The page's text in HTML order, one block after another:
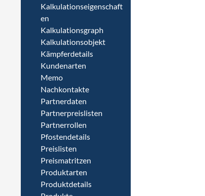
Kalkulationseigenschaft
en
Kalkulationsgraph
Kalkulationsobjekt
Kämpferdetails
Kundenarten
Memo
Nachkontakte
Partnerdaten
Partnerpreislisten
Partnerrollen
Pfostendetails
Preislisten
Preismatritzen
Produktarten
Produktdetails